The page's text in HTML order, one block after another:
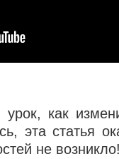
как
эта статья
не